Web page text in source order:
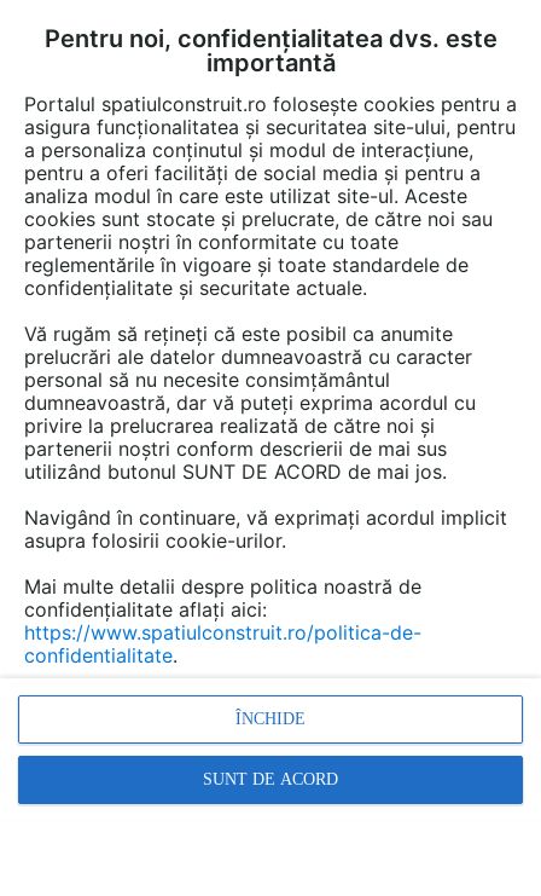
FĂ-ȚI CONT LOGIN
CUM SE FACE
EȘTI AICI: Documentații Fise tehnice Acoperis terasa, terase, balcoane
Amorsa pe baza de rasini sintetice in
solvent pentru imbunatatirea aderentei
membranelor elastice lichide pe
membrane bituminoase existente
MAPEI PRIMER PER AQUAFLEX
Limba: Romana
20 afisari
Pentru noi, confidențialitatea dvs. este
importantă
Portalul spatiulconstruit.ro folosește cookies pentru a
asigura funcționalitatea și securitatea site-ului, pentru
a personaliza conținutul și modul de interacțiune,
pentru a oferi facilități de social media și pentru a
analiza modul în care este utilizat site-ul. Aceste
cookies sunt stocate și prelucrate, de către noi sau
partenerii noștri în conformitate cu toate
reglementările în vigoare și toate standardele de
confidențialitate și securitate actuale.
Vă rugăm să rețineți că este posibil ca anumite
prelucrări ale datelor dumneavoastră cu caracter
personal să nu necesite consimțământul
dumneavoastră, dar vă puteți exprima acordul cu
privire la prelucrarea realizată de către noi și
partenerii noștri conform descrierii de mai sus
utilizând butonul SUNT DE ACORD de mai jos.
Navigând în continuare, vă exprimați acordul implicit
asupra folosirii cookie-urilor.
Mai multe detalii despre politica noastră de
confidențialitate aflați aici:
https://www.spatiulconstruit.ro/politica-de-
confidentialitate.
ÎNCHIDE
SUNT DE ACORD